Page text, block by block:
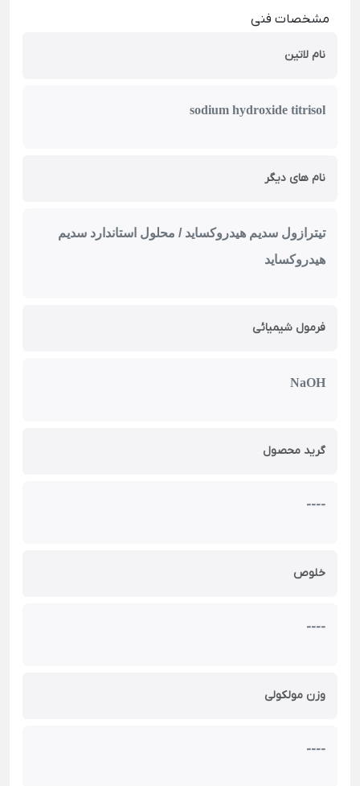
مشخصات فنی
نام لاتین
sodium hydroxide titrisol
نام های دیگر
تیترازول سدیم هیدروکساید / محلول استاندارد سدیم
هیدروکساید
فرمول شیمیائی
NaOH
گرید محصول
----
خلوص
----
وزن مولکولی
----